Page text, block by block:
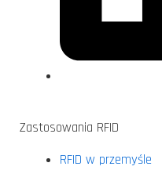
Zastosowania RFID
RFID w przemyśle